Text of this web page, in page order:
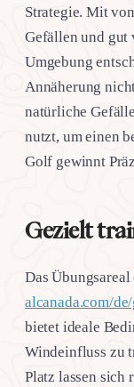
Strategie. Mit
Gefällen und gut
Umgebung
Annäherung
natürliche
nutzt, um einen
Golf gewinnt
Gezielt
Das Übungsareal
alcanada.com/
bietet ideale
Windeinfluss zu
Platz lassen sich